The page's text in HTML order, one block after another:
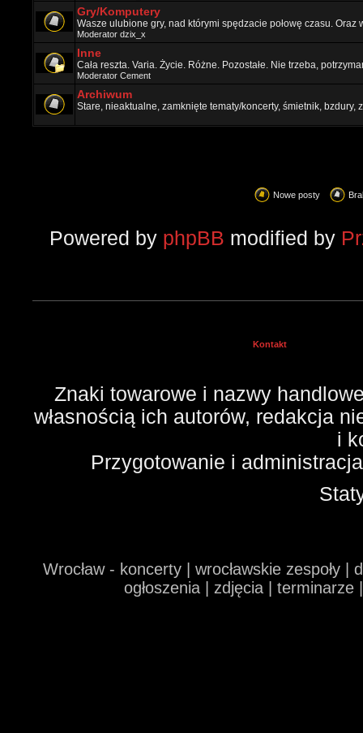
Gry/Komputery
Wasze ulubione gry, nad którymi spędzacie połowę czasu.
Moderator dzix_x
Inne
Cała reszta. Varia. Życie. Różne. Pozostałe. Nie trzeba,
Moderator Cement
Archiwum
Stare, nieaktualne, zamknięte tematy/koncerty, śmietnik, bzdury,
Nowe posty
Powered by phpBB modified by
Kontakt
Znaki towarowe i nazwy
własnością ich autorów, redakcja
i
Przygotowanie i
Wrocław - koncerty | wrocławskie zespoły
ogłoszenia | zdjęcia |